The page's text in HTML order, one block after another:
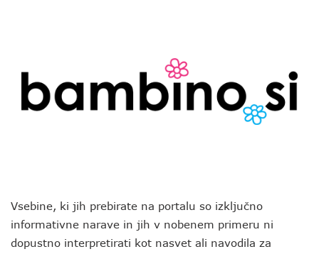
Vsebine, ki jih prebirate na portalu so izključno
informativne narave in jih v nobenem primeru ni
dopustno interpretirati kot nasvet ali navodila za